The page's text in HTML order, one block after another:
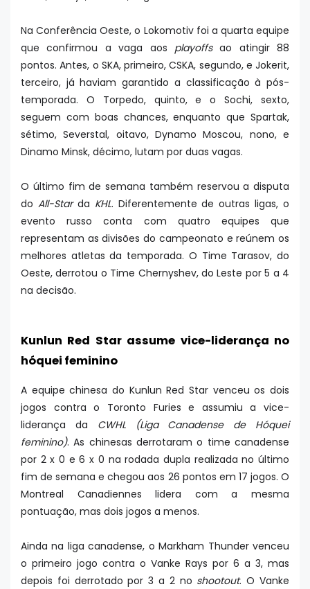
Na Conferência Oeste, o Lokomotiv foi a quarta equipe
que confirmou a vaga aos playoffsao atingir 88
pontos. Antes, o SKA, primeiro, CSKA, segundo, e Jokerit,
terceiro, já haviam garantido a classificação à pós-
temporada. O Torpedo, quinto, e o Sochi, sexto,
seguem com boas chances, enquanto que Spartak,
sétimo, Severstal, oitavo, Dynamo Moscou, nono, e
Dinamo Minsk, décimo, lutam por duas vagas.
O último fim de semana também reservou a disputa
do All-Star da KHL. Diferentemente de outras ligas, o
evento russo conta com quatro equipes que
representam as divisões do campeonato e reúnem os
melhores atletas da temporada. O Time Tarasov, do
Oeste, derrotou o Time Chernyshev, do Leste por 5 a 4
na decisão.
Kunlun Red Star assume vice-liderança no
hóquei feminino
A equipe chinesa do Kunlun Red Star venceu os dois
jogos contra o Toronto Furies e assumiu a vice-
liderança da CWHL (Liga Canadense de Hóquei
feminino). As chinesas derrotaram o time canadense
por 2 x 0 e 6 x 0 na rodada dupla realizada no último
fim de semana e chegou aos 26 pontos em 17 jogos. O
Montreal Canadiennes lidera com a mesma
pontuação, mas dois jogos a menos.
Ainda na liga canadense, o Markham Thunder venceu
o primeiro jogo contra o Vanke Rays por 6 a 3, mas
depois foi derrotado por 3 a 2 no shootout. O Vanke